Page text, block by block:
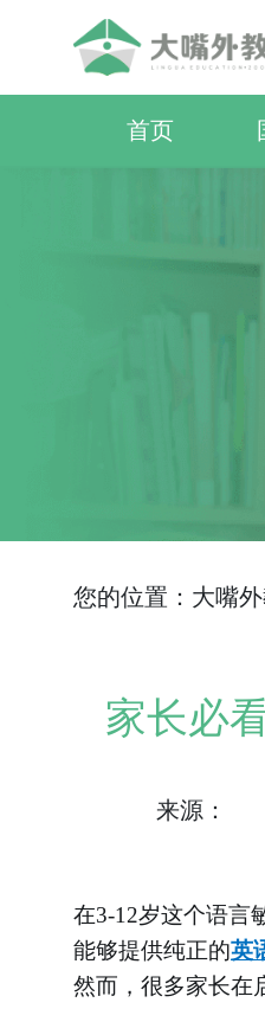
首页
您的位置：大嘴
家长必
来源：
在3-12岁这个语言
能够提供纯正的英
然而，很多家长在